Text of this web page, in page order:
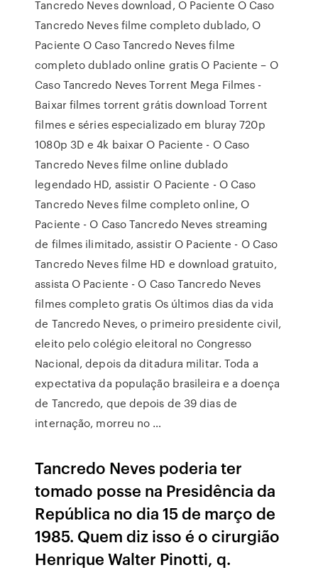
Tancredo Neves download, O Paciente O Caso
Tancredo Neves filme completo dublado, O
Paciente O Caso Tancredo Neves filme
completo dublado online gratis O Paciente – O
Caso Tancredo Neves Torrent Mega Filmes -
Baixar filmes torrent grátis download Torrent
filmes e séries especializado em bluray 720p
1080p 3D e 4k baixar O Paciente - O Caso
Tancredo Neves filme online dublado
legendado HD, assistir O Paciente - O Caso
Tancredo Neves filme completo online, O
Paciente - O Caso Tancredo Neves streaming
de filmes ilimitado, assistir O Paciente - O Caso
Tancredo Neves filme HD e download gratuito,
assista O Paciente - O Caso Tancredo Neves
filmes completo gratis Os últimos dias da vida
de Tancredo Neves, o primeiro presidente civil,
eleito pelo colégio eleitoral no Congresso
Nacional, depois da ditadura militar. Toda a
expectativa da população brasileira e a doença
de Tancredo, que depois de 39 dias de
internação, morreu no …
Tancredo Neves poderia ter
tomado posse na Presidência da
República no dia 15 de março de
1985. Quem diz isso é o cirurgião
Henrique Walter Pinotti, q.